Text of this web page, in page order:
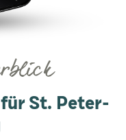
St. Peter-